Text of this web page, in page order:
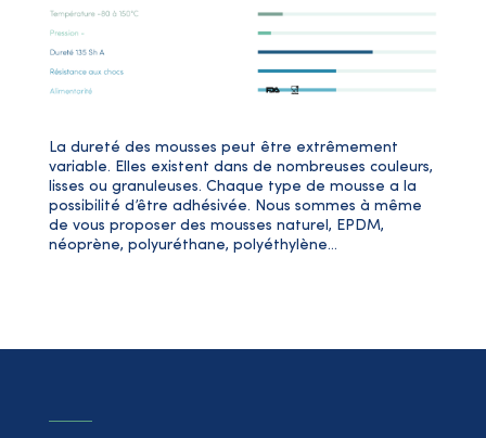
La dureté des mousses peut être extrêmement
variable. Elles existent dans de nombreuses couleurs,
lisses ou granuleuses. Chaque type de mousse a la
possibilité d’être adhésivée. Nous sommes à même
de vous proposer des mousses naturel, EPDM,
néoprène, polyuréthane, polyéthylène…